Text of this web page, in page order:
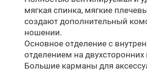
мягкая спинка, мягкие
создают дополнительный
ношении.
Основное отделение с
отделением на
Большие карманы для